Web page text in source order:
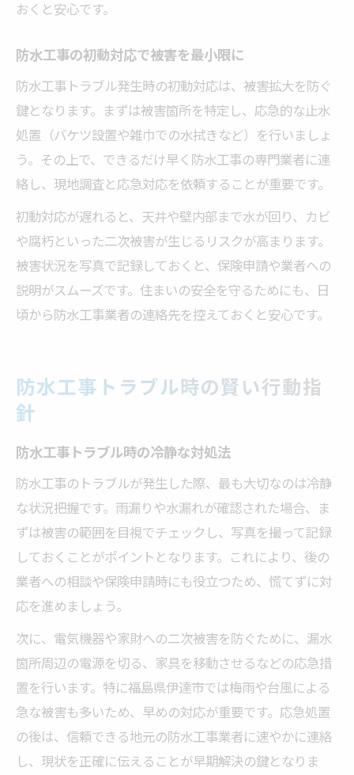
おくと安心です。
防水工事の初動対応で被害を最小限に
防水工事トラブル発生時の初動対応は、被害拡大を防ぐ
鍵となります。まずは被害箇所を特定し、応急的な止水
処置（バケツ設置や雑巾での水拭きなど）を行いましょ
う。その上で、できるだけ早く防水工事の専門業者に連
絡し、現地調査と応急対応を依頼することが重要です。
初動対応が遅れると、天井や壁内部まで水が回り、カビ
や腐朽といった二次被害が生じるリスクが高まります。
被害状況を写真で記録しておくと、保険申請や業者への
説明がスムーズです。住まいの安全を守るためにも、日
頃から防水工事業者の連絡先を控えておくと安心です。
防水工事トラブル時の賢い行動指
針
防水工事トラブル時の冷静な対処法
防水工事のトラブルが発生した際、最も大切なのは冷静
な状況把握です。雨漏りや水漏れが確認された場合、ま
ずは被害の範囲を目視でチェックし、写真を撮って記録
しておくことがポイントとなります。これにより、後の
業者への相談や保険申請時にも役立つため、慌てずに対
応を進めましょう。
次に、電気機器や家財への二次被害を防ぐために、漏水
箇所周辺の電源を切る、家具を移動させるなどの応急措
置を行います。特に福島県伊達市では梅雨や台風による
急な被害も多いため、早めの対応が重要です。応急処置
の後は、信頼できる地元の防水工事業者に速やかに連絡
し、現状を正確に伝えることが早期解決の鍵となりま